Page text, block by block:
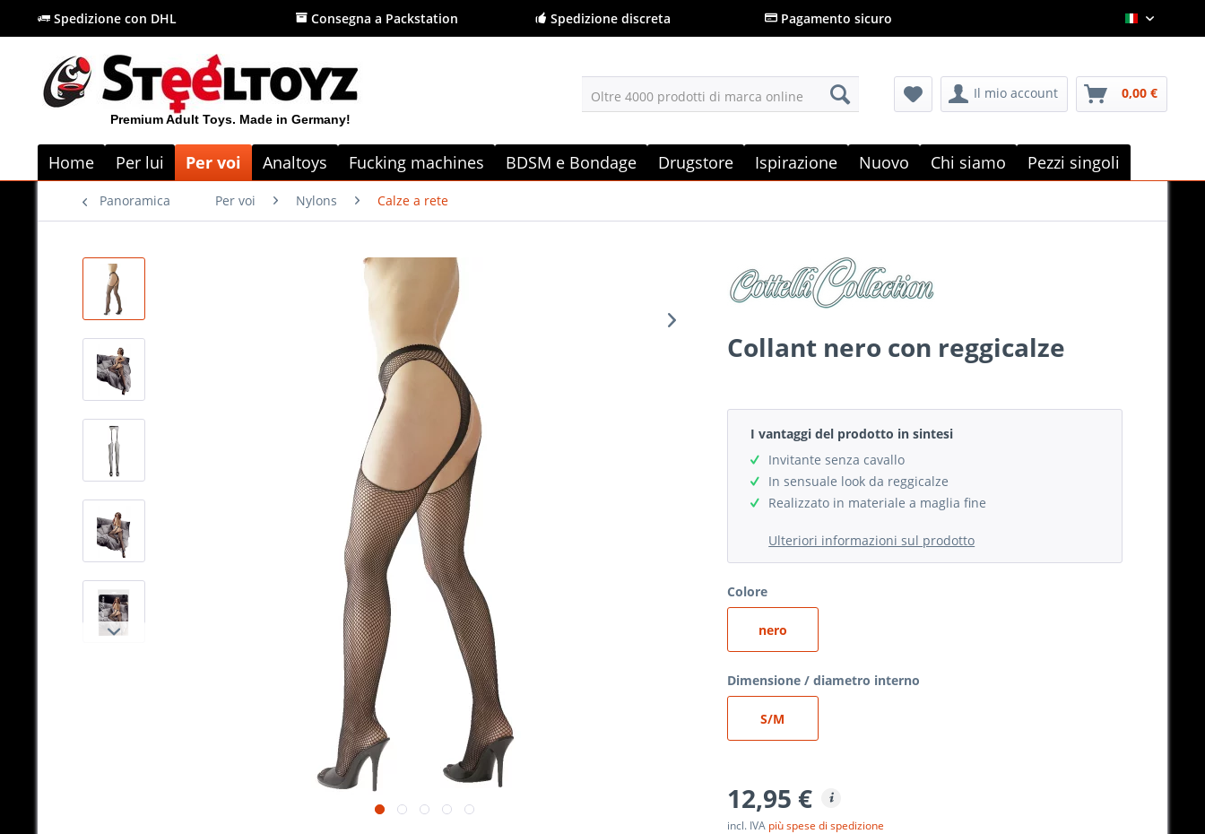
Spedizione con DHL Consegna a Packstation Spedizione discreta Pagamento sicuro Italian
Premium Adult Toys. Made in Germany!
Oltre 4000 prodotti di marca online Il mio account 0,00 €
Home Per lui Per voi Analtoys Fucking machines BDSM e Bondage Drugstore Ispirazione Nuovo Chi siamo Pezzi singoli
Panoramica Per voi Nylons Calze a rete
Collant nero con reggicalze
I vantaggi del prodotto in sintesi
Invitante senza cavallo
In sensuale look da reggicalze
Realizzato in materiale a maglia fine
Ulteriori informazioni sul prodotto
Colore
nero
Dimensione / diametro interno
S/M
12,95 €
incl. IVA più spese di spedizione